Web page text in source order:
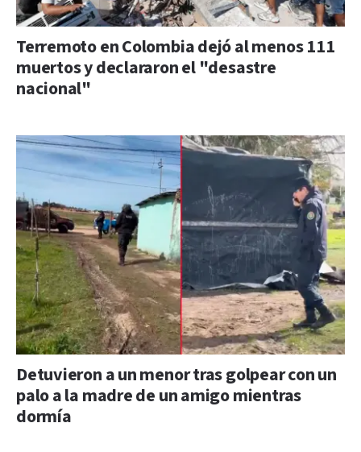
Terremoto en Colombia dejó al menos 111
muertos y declararon el "desastre
nacional"
Detuvieron a un menor tras golpear con un
palo a la madre de un amigo mientras
dormía